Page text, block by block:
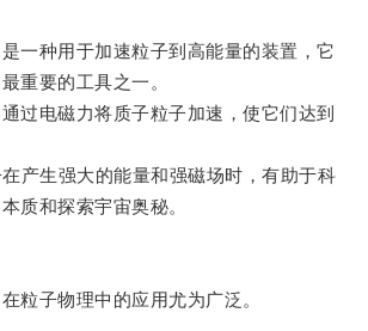
种用于加速粒子到高能量的装置，它
重要的工具之一。
电磁力将质子粒子加速，使它们达到
生强大的能量和强磁场时，有助于科
质和探索宇宙奥秘。
子物理中的应用尤为广泛。